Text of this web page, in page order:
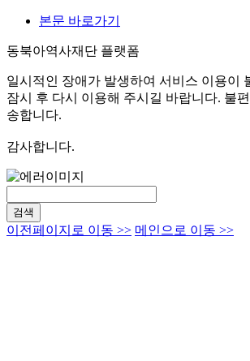
본문 바로가기
동북아역사재단 플랫폼
일시적인 장애가 발생하여 서비스 이용이
잠시 후 다시 이용해 주시길 바랍니다. 불
송합니다.
감사합니다.
검색
이전페이지로 이동 >> 메인으로 이동 >>